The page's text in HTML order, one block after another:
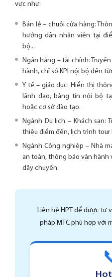
vực như:
Bán lẻ – chuỗi cửa hàng:
hướng dẫn nhân viên tại
bộ...
Ngân hàng – tài chính:
hành, chỉ số KPI nội bộ đến
Y tế – giáo dục: Hiển thị
lãnh đạo, bảng tin nội bộ
hoặc cơ sở đào tạo.
Ngành Du lịch – Khách sạn:
thiệu điểm đến, lịch trình
Ngành Công nghiệp – Nhà
an toàn, thông báo vận hành
dây chuyền.
Liên hệ HPT để được tư
pháp MTC phù hợp với